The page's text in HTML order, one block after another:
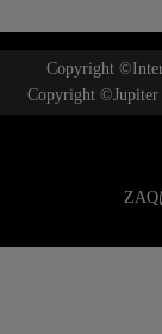
Copyright
Copyright ©Jupiter
ZAQ